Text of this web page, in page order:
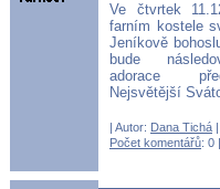
Ve čtvrtek
farním kostele
Jeníkově
bude
adorace
Nejsvětější
| Autor: Dana Tichá
Počet komentářů: 0